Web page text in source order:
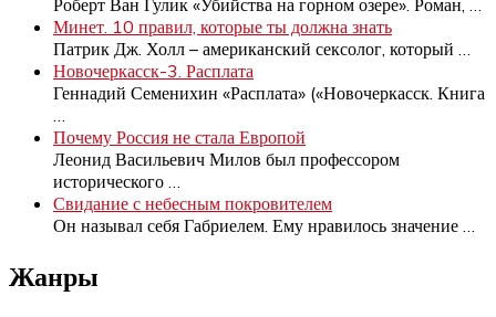
Минет. 10 правил, которые ты должна знать
Патрик Дж. Холл – американский сексолог, который
Новочеркасск-3. Расплата
Геннадий Семенихин «Расплата» («Новочеркасск. Книга
Почему Россия не стала Европой
Леонид Васильевич Милов был профессором
исторического
Свидание с небесным покровителем
Он называл себя Габриелем. Ему нравилось значение
Жанры